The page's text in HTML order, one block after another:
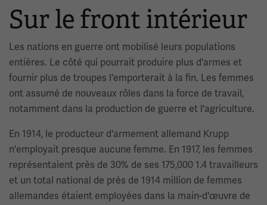
Sur le front intérieur
Les nations en guerre ont mobilisé leurs populations
entières. Le côté qui pourrait produire plus d'armes et
fournir plus de troupes l'emporterait à la fin. Les femmes
ont assumé de nouveaux rôles dans la force de travail,
notamment dans la production de guerre et l'agriculture.
En 1914, le producteur d'armement allemand Krupp
n'employait presque aucune femme. En 1917, les femmes
représentaient près de 30% de ses 175,000 1.4 travailleurs
et un total national de près de 1914 million de femmes
allemandes étaient employées dans la main-d'œuvre de